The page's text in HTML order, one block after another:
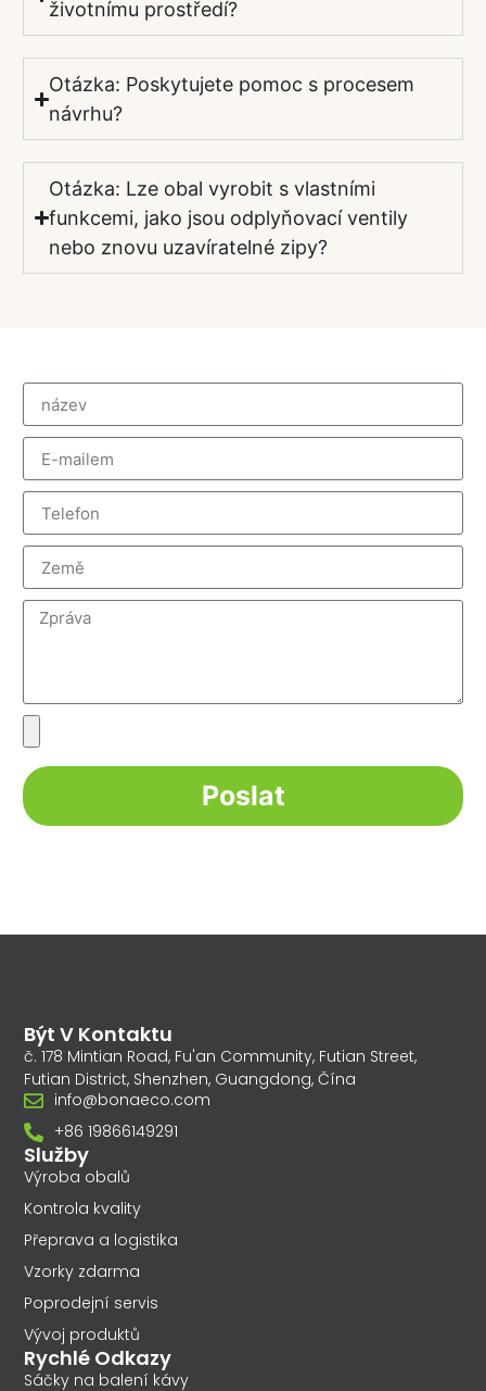
životnímu prostředí?
Otázka: Poskytujete pomoc s procesem
návrhu?
Otázka: Lze obal vyrobit s vlastními
funkcemi, jako jsou odplyňovací ventily
nebo znovu uzavíratelné zipy?
Poslat
Služby
Výroba obalů
Kontrola kvality
Přeprava a logistika
Vzorky zdarma
Poprodejní servis
Vývoj produktů
Rychlé Odkazy
Sáčky na balení kávy
Být V Kontaktu
č. 178 Mintian Road, Fu'an Community, Futian Street,
Futian District, Shenzhen, Guangdong, Čína
info@bonaeco.com
+86 19866149291